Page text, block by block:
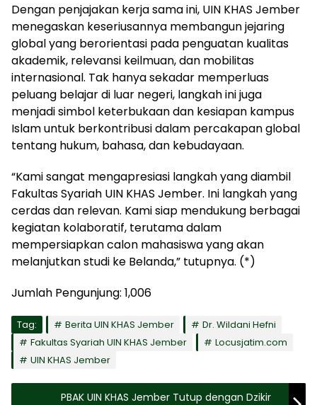
Dengan penjajakan kerja sama ini, UIN KHAS Jember
menegaskan keseriusannya membangun jejaring
global yang berorientasi pada penguatan kualitas
akademik, relevansi keilmuan, dan mobilitas
internasional. Tak hanya sekadar memperluas
peluang belajar di luar negeri, langkah ini juga
menjadi simbol keterbukaan dan kesiapan kampus
Islam untuk berkontribusi dalam percakapan global
tentang hukum, bahasa, dan kebudayaan.
“Kami sangat mengapresiasi langkah yang diambil
Fakultas Syariah UIN KHAS Jember. Ini langkah yang
cerdas dan relevan. Kami siap mendukung berbagai
kegiatan kolaboratif, terutama dalam
mempersiapkan calon mahasiswa yang akan
melanjutkan studi ke Belanda,” tutupnya. (*)
Jumlah Pengunjung: 1,006
Tag: Berita UIN KHAS Jember
Dr. Wildani Hefni
Fakultas Syariah UIN KHAS Jember
Locusjatim.com
UIN KHAS Jember
PBAK UIN KHAS Jember Tutup dengan Dzikir